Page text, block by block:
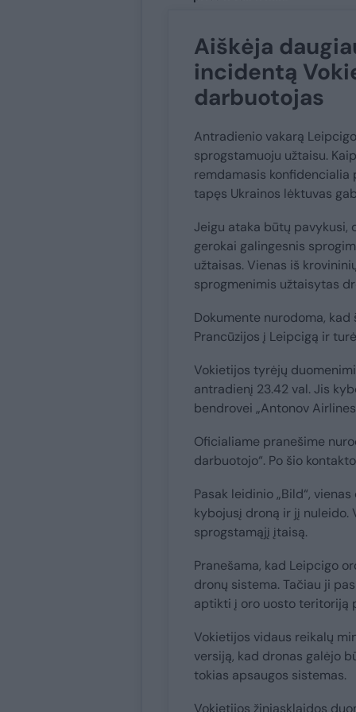
Aiškėja
incidentą
darbuotojas
Antradienio vakarą
sprogstamuoju užtaisu.
remdamasis
tapęs Ukrainos lėktuvas
Jeigu ataka būtų pavykusi,
gerokai galingesnis
užtaisas. Vienas iš
sprogmenimis užtaisytas
Dokumente nurodoma,
Prancūzijos į Leipcigą ir
Vokietijos tyrėjų
antradienį 23.42 val. Jis
bendrovei „Antonov
Oficialiame pranešime
darbuotojo“. Po šio
Pasak leidinio „Bild“,
kybojusį droną ir jį nuleido.
sprogstamąjį įtaisą.
Pranešama, kad Leipcigo
dronų sistema. Tačiau ji
aptikti į oro uosto teritoriją
Vokietijos vidaus reikalų
versiją, kad dronas galėjo
tokias apsaugos sistemas.